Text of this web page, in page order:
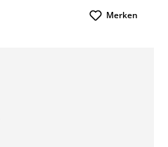
Merken